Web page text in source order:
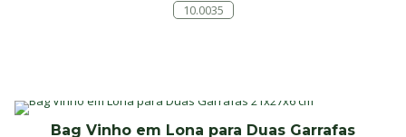
10.0035
Bag Vinho em Lona para Duas Garrafas